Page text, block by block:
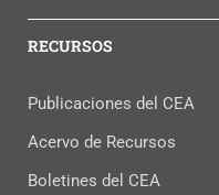
RECURSOS
Publicaciones del CEA
Acervo de Recursos
Boletines del CEA